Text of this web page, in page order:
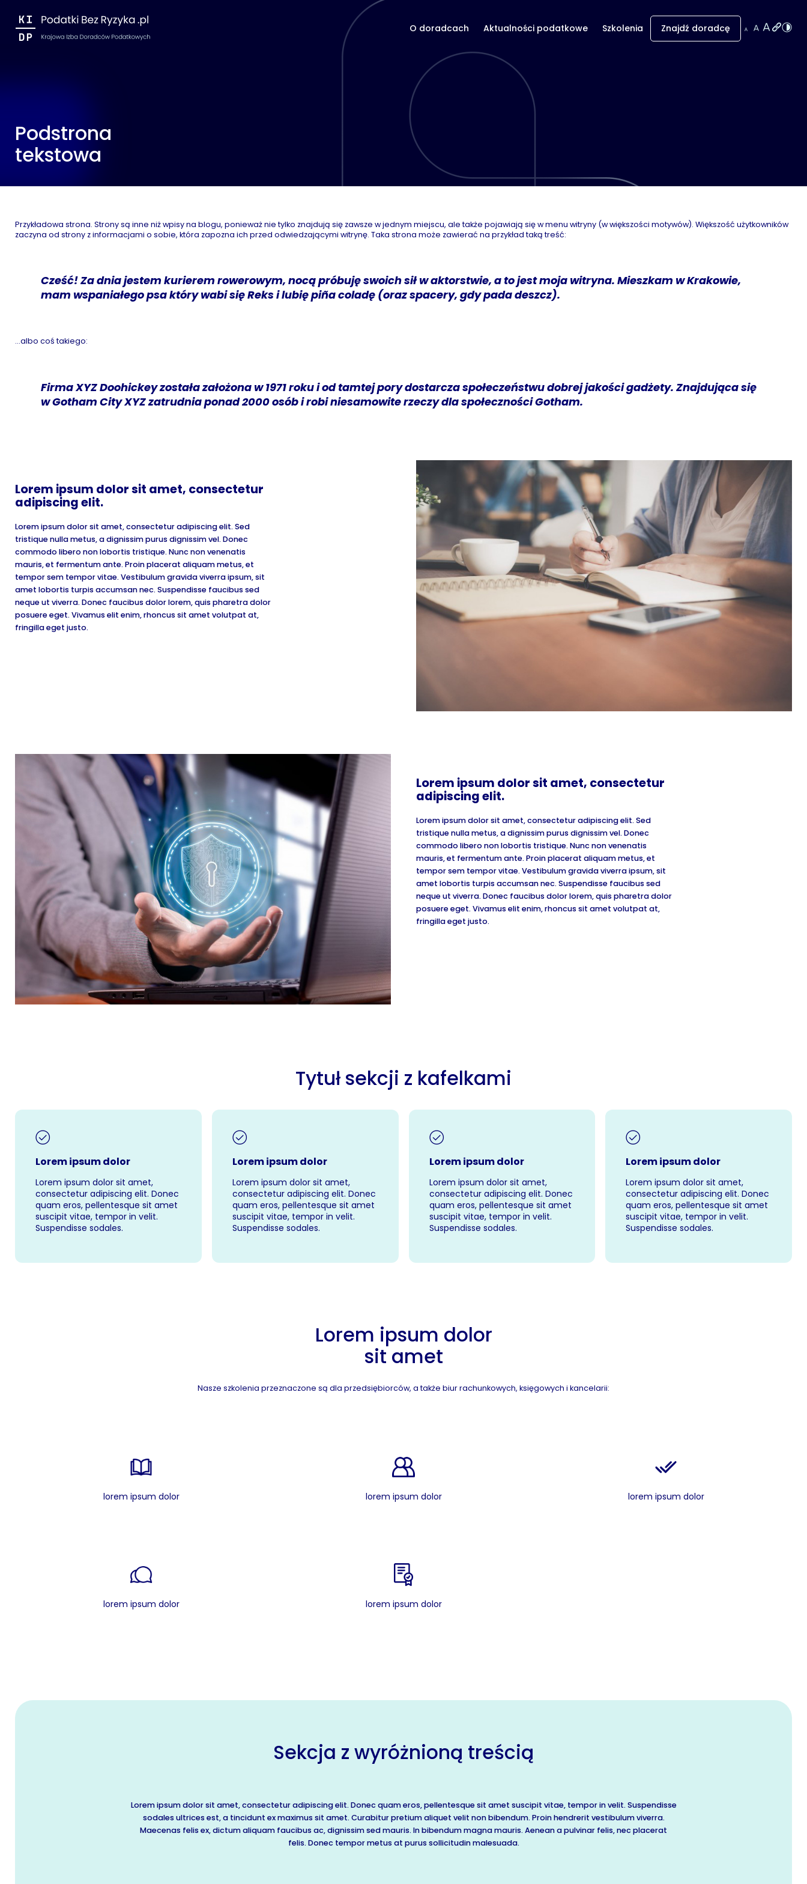
O doradcach Aktualności podatkowe Szkolenia Znajdź doradcę
Podstrona
tekstowa
Przykładowa strona. Strony są inne niż wpisy na blogu, ponieważ nie tylko znajdują się zawsze w jednym miejscu, ale także pojawiają się w menu witryny (w większości motywów). Większość użytkowników
zaczyna od strony z informacjami o sobie, która zapozna ich przed odwiedzającymi witrynę. Taka strona może zawierać na przykład taką treść:
Cześć! Za dnia jestem kurierem rowerowym, nocą próbuję swoich sił w aktorstwie, a to jest moja witryna. Mieszkam w Krakowie,
mam wspaniałego psa który wabi się Reks i lubię piña coladę (oraz spacery, gdy pada deszcz).
...albo coś takiego:
Firma XYZ Doohickey została założona w 1971 roku i od tamtej pory dostarcza społeczeństwu dobrej jakości gadżety. Znajdująca się
w Gotham City XYZ zatrudnia ponad 2000 osób i robi niesamowite rzeczy dla społeczności Gotham.
Lorem ipsum dolor sit amet, consectetur
adipiscing elit.
Lorem ipsum dolor sit amet, consectetur adipiscing elit. Sed
tristique nulla metus, a dignissim purus dignissim vel. Donec
commodo libero non lobortis tristique. Nunc non venenatis
mauris, et fermentum ante. Proin placerat aliquam metus, et
tempor sem tempor vitae. Vestibulum gravida viverra ipsum, sit
amet lobortis turpis accumsan nec. Suspendisse faucibus sed
neque ut viverra. Donec faucibus dolor lorem, quis pharetra dolor
posuere eget. Vivamus elit enim, rhoncus sit amet volutpat at,
fringilla eget justo.
Lorem ipsum dolor sit amet, consectetur
adipiscing elit.
Lorem ipsum dolor sit amet, consectetur adipiscing elit. Sed
tristique nulla metus, a dignissim purus dignissim vel. Donec
commodo libero non lobortis tristique. Nunc non venenatis
mauris, et fermentum ante. Proin placerat aliquam metus, et
tempor sem tempor vitae. Vestibulum gravida viverra ipsum, sit
amet lobortis turpis accumsan nec. Suspendisse faucibus sed
neque ut viverra. Donec faucibus dolor lorem, quis pharetra dolor
posuere eget. Vivamus elit enim, rhoncus sit amet volutpat at,
fringilla eget justo.
Tytuł sekcji z kafelkami
Lorem ipsum dolor
Lorem ipsum dolor sit amet,
consectetur adipiscing elit. Donec
quam eros, pellentesque sit amet
suscipit vitae, tempor in velit.
Suspendisse sodales.
Lorem ipsum dolor
Lorem ipsum dolor sit amet,
consectetur adipiscing elit. Donec
quam eros, pellentesque sit amet
suscipit vitae, tempor in velit.
Suspendisse sodales.
Lorem ipsum dolor
Lorem ipsum dolor sit amet,
consectetur adipiscing elit. Donec
quam eros, pellentesque sit amet
suscipit vitae, tempor in velit.
Suspendisse sodales.
Lorem ipsum dolor
Lorem ipsum dolor sit amet,
consectetur adipiscing elit. Donec
quam eros, pellentesque sit amet
suscipit vitae, tempor in velit.
Suspendisse sodales.
Lorem ipsum dolor
sit amet
Nasze szkolenia przeznaczone są dla przedsiębiorców, a także biur rachunkowych, księgowych i kancelarii:
lorem ipsum dolor lorem ipsum dolor lorem ipsum dolor
lorem ipsum dolor lorem ipsum dolor
Sekcja z wyróżnioną treścią
Lorem ipsum dolor sit amet, consectetur adipiscing elit. Donec quam eros, pellentesque sit amet suscipit vitae, tempor in velit. Suspendisse
sodales ultrices est, a tincidunt ex maximus sit amet. Curabitur pretium aliquet velit non bibendum. Proin hendrerit vestibulum viverra.
Maecenas felis ex, dictum aliquam faucibus ac, dignissim sed mauris. In bibendum magna mauris. Aenean a pulvinar felis, nec placerat
felis. Donec tempor metus at purus sollicitudin malesuada.